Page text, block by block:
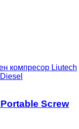
компресор Liutech
Screw